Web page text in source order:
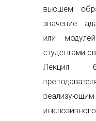
высшем
значение
или
студентами
Лекция